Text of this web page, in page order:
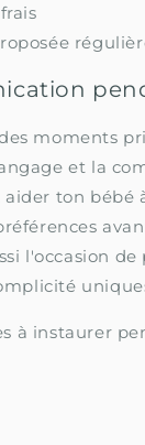
moments
et la
ton bébé
l'occasion
à instaurer